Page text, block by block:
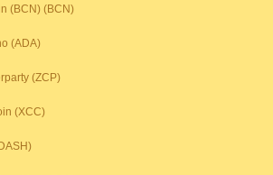
(BCN) (BCN)
(ADA)
(ZCP)
(XCC)